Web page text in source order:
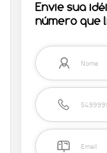
Envie sua
número que